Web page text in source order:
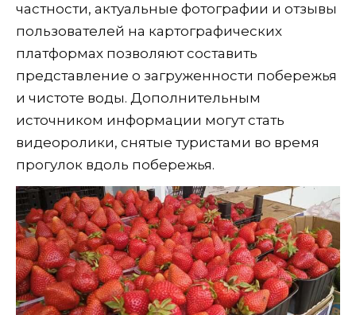
частности, актуальные фотографии и отзывы
пользователей на картографических
платформах позволяют составить
представление о загруженности побережья
и чистоте воды. Дополнительным
источником информации могут стать
видеоролики, снятые туристами во время
прогулок вдоль побережья.